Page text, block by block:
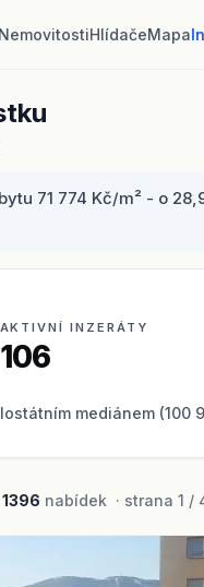
NemovitostiHlídačeMapa
71 774 Kč/m² - o
AKTIVNÍ INZERÁTY
106
mediánem (100
1396 nabídek · strana 1 /